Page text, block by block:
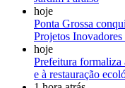
hoje
Ponta Grossa
Projetos Inovadores
hoje
Prefeitura formaliza
e à restauração